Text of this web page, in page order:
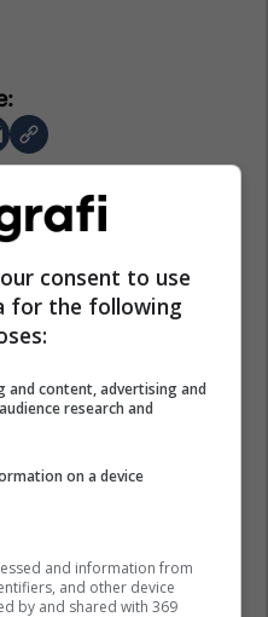
consent to use
for the following
and content, advertising and
research and
on a device
and information from
and other device
by and shared with 369